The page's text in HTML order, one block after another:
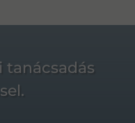
tanácsadás